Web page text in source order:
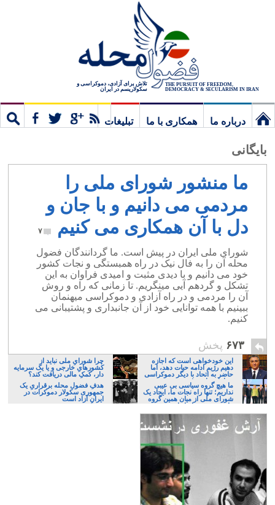
THE PURSUIT OF FREEDOM,
DEMOCRACY & SECULARISM IN IRAN
تلاش برای آزادی، دموکراسی و
سکولاریسم در ایران
درباره ما همکاری با ما
تبلیغات
بایگانی
ما منشور شورای ملی را
مردمی می دانیم و با جان و
دل با آن همکاری می کنیم
۷
شورای ملی ایران در پیش است. ما گردانندگان فضول
محله آن را به فال نیک در راه همبستگی و نجات کشور
خود می دانیم و با دیدی مثبت و امیدی فراوان به این
تشکل و گردهم آیی مینگریم. تا زمانی که راه و روش
آن را مردمی و در راه آزادی و دموکراسی میهنمان
ببینیم با همه توانایی خود از آن جانبداری و پشتیبانی می
کنیم.
۶۷۳ پخش
این خودخواهی است که اجازه
دهیم رژیم ادامه حیات دهد، اما
حاضر به اتحاد با دیگر دموکراسی
خواهان نباشیم!
چرا شورایِ ملی نباید از
کشورهایِ خارجی و یا یک سرمایه
دار، کمکِ مالی دریافت کند؟
ما هیچ گروه سیاسی بی عیبی
نداریم؛ تنها راه نجات ما، ایجاد یک
شورای ملی از میان همین گروه
های پر عیب و ایراد است
هدفِ فضول محله برقراریِ یک
جمهوری سکولار دموکرات در
ایرانِ آزاد است